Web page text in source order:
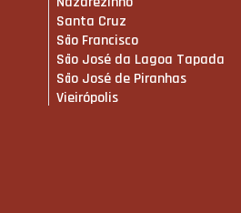
Santa Cruz
São Francisco
São José da Lagoa Tapada
São José de Piranhas
Vieirópolis